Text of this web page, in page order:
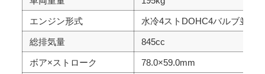
エンジン形式 水冷4ストDOHC4バルブ並列3
総排気量 845cc
ボア×ストローク 78.0×59.0mm